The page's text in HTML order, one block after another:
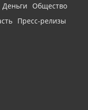
Деньги
Общество
Пресс-релизы